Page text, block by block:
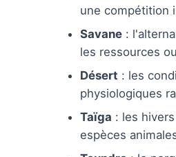
une compétition
Savane :
les ressources
Désert : les
physiologiques
Taïga : les
espèces